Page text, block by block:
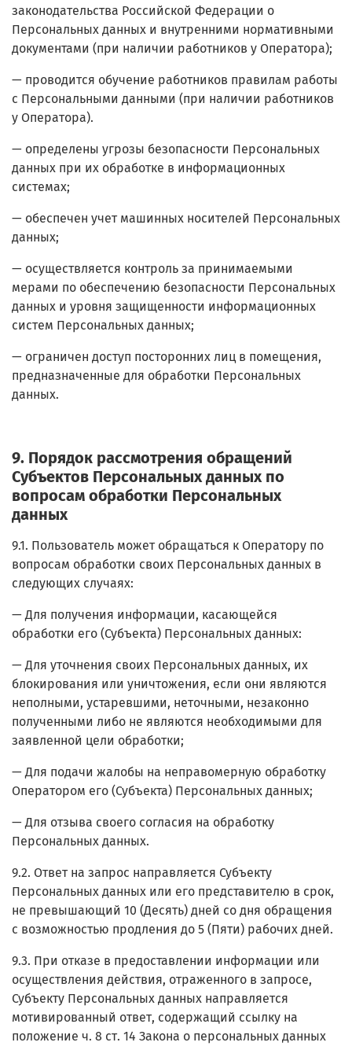
законодательства Российской Федерации о
Персональных данных и внутренними нормативными
документами (при наличии работников у Оператора);
— проводится обучение работников правилам работы
с Персональными данными (при наличии работников
у Оператора).
— определены угрозы безопасности Персональных
данных при их обработке в информационных
системах;
— обеспечен учет машинных носителей Персональных
данных;
— осуществляется контроль за принимаемыми
мерами по обеспечению безопасности Персональных
данных и уровня защищенности информационных
систем Персональных данных;
— ограничен доступ посторонних лиц в помещения,
предназначенные для обработки Персональных
данных.
9. Порядок рассмотрения обращений
Субъектов Персональных данных по
вопросам обработки Персональных
данных
9.1. Пользователь может обращаться к Оператору по
вопросам обработки своих Персональных данных в
следующих случаях:
— Для получения информации, касающейся
обработки его (Субъекта) Персональных данных:
— Для уточнения своих Персональных данных, их
блокирования или уничтожения, если они являются
неполными, устаревшими, неточными, незаконно
полученными либо не являются необходимыми для
заявленной цели обработки;
— Для подачи жалобы на неправомерную обработку
Оператором его (Субъекта) Персональных данных;
— Для отзыва своего согласия на обработку
Персональных данных.
9.2. Ответ на запрос направляется Субъекту
Персональных данных или его представителю в срок,
не превышающий 10 (Десять) дней со дня обращения
с возможностью продления до 5 (Пяти) рабочих дней.
9.3. При отказе в предоставлении информации или
осуществления действия, отраженного в запросе,
Субъекту Персональных данных направляется
мотивированный ответ, содержащий ссылку на
положение ч. 8 ст. 14 Закона о персональных данных